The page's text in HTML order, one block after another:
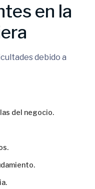
en la
debido a
del negocio.